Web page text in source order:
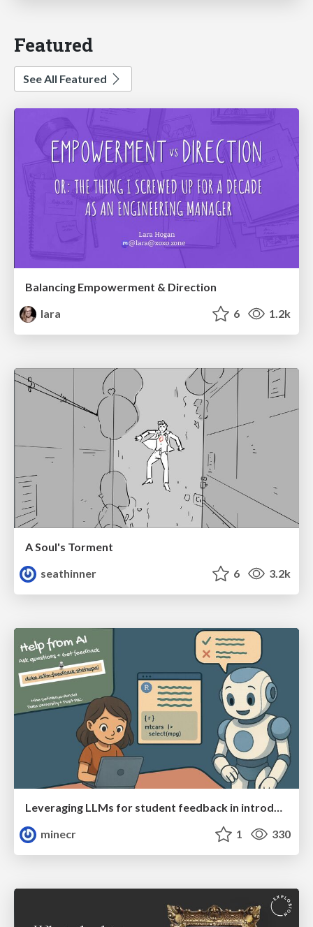
Featured
See All Featured
Balancing Empowerment & Direction
lara
6 1.2k
A Soul's Torment
seathinner
6 3.2k
Leveraging LLMs for student feedback in introductory data science courses - posit::conf(2025)
minecr
1 330